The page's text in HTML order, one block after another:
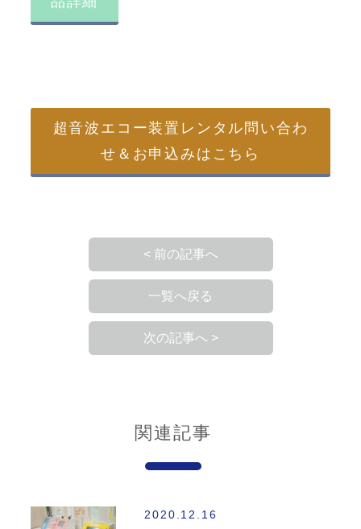
超音波エコー装置レンタル問い合わ
せ＆お申込みはこちら
< 前の記事へ
一覧へ戻る
次の記事へ >
関連記事
2020.12.16